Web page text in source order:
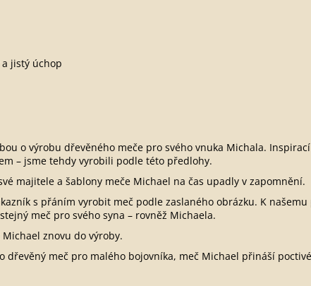
jistý úchop
o výrobu dřevěného meče pro svého vnuka Michala.
– jsme tehdy vyrobili podle této předlohy.
majitele a šablony meče Michael na čas upadly v zapomnění.
s přáním vyrobit meč podle zaslaného obrázku. K
meč pro svého syna – rovněž Michaela.
znovu do výroby.
meč pro malého bojovníka, meč Michael přináší